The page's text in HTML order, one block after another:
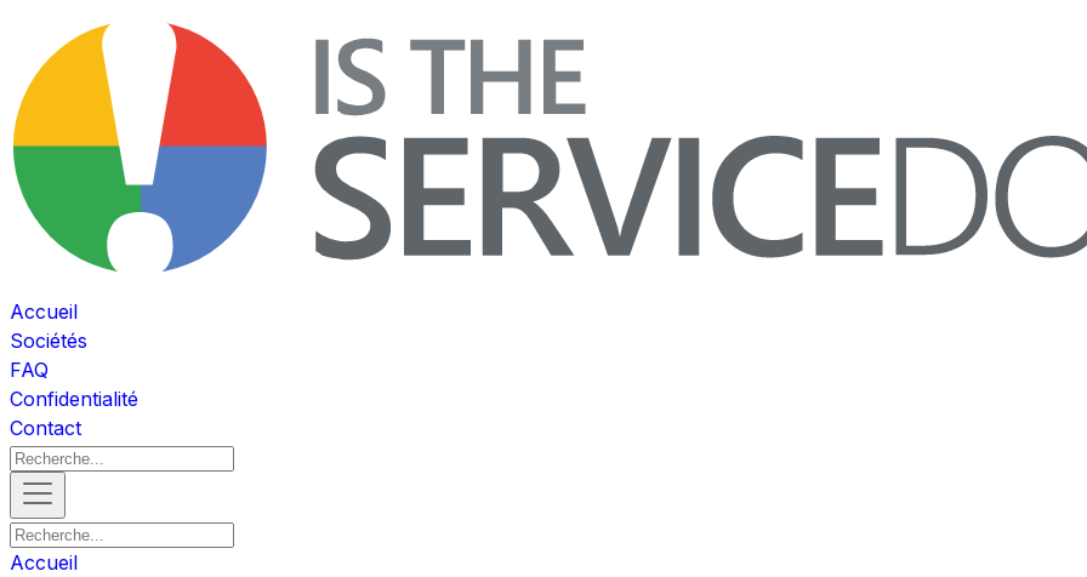
Accueil
Sociétés
FAQ
Confidentialité
Contact
Accueil